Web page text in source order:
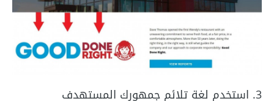
3. استخدم لغة تلائم جمهورك المستهدف